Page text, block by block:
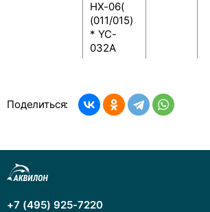
HX-06(
(011/015)
* YC-
032A
Поделиться:
+7 (495) 925-7220